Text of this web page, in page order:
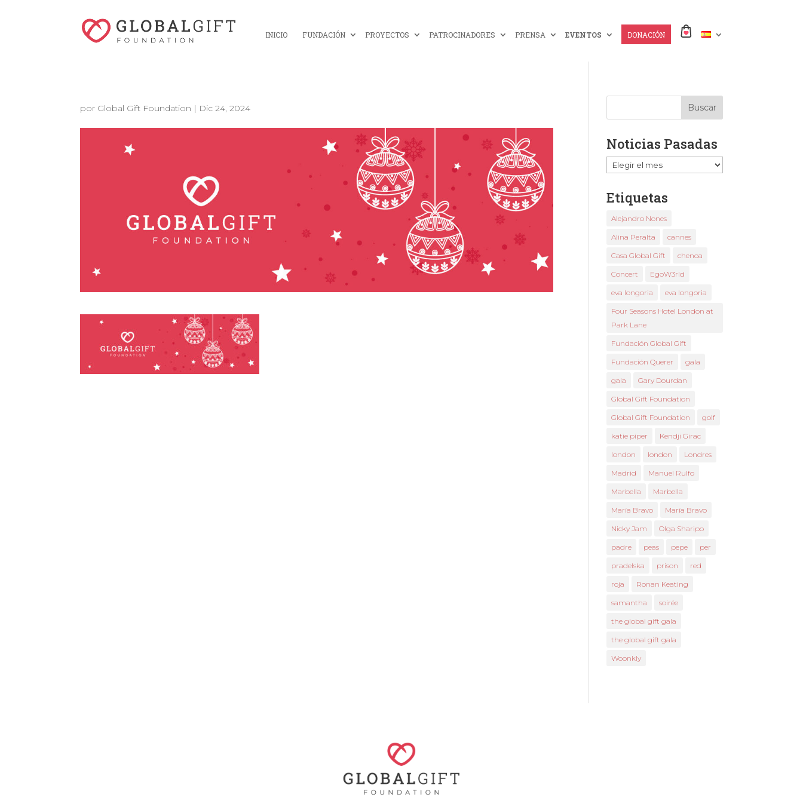
INICIO FUNDACIÓN PROYECTOS PATROCINADORES PRENSA EVENTOS DONACIÓN
por Global Gift Foundation | Dic 24, 2024
Noticias Pasadas
Noticias
Pasadas
Etiquetas
Alejandro Nones
Alina Peralta cannes
Casa Global Gift chenoa
Concert EgoW3rld
eva longoria eva longoria
Four Seasons Hotel London at
Park Lane
Fundación Global Gift
Fundación Querer gala
gala Gary Dourdan
Global Gift Foundation
Global Gift Foundation golf
katie piper Kendji Girac
london london Londres
Madrid Manuel Rulfo
Marbella Marbella
María Bravo María Bravo
Nicky Jam Olga Sharipo
padre peas pepe per
pradelska prison red
roja Ronan Keating
samantha soirée
the global gift gala
the global gift gala
Woonkly